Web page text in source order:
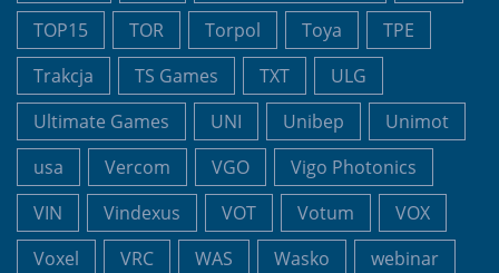
TOP15
TOR Torpol Toya
TPE
Trakcja
TS Games TXT
ULG
Ultimate Games
UNI Unibep
Unimot
usa
Vercom VGO
Vigo Photonics
VIN
Vindexus VOT Votum
VOX
Voxel
VRC WAS Wasko
webinar